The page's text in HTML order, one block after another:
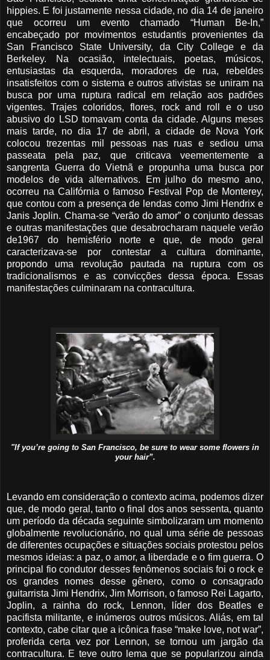
hippies. E foi justamente nessa cidade, no dia 14 de janeiro
que ocorreu um evento chamado “Human Be-In,”
encabeçado por movimentos estudantis provenientes da
San Francisco State University, da City College e da
Berkeley. Na ocasião, intelectuais, poetas, músicos,
entusiastas da esquerda, moradores de rua, rebeldes
insatisfeitos com o sistema e outros ativistas se uniram na
busca por uma ruptura radical em relação aos padrões
vigentes. Trajes coloridos, flores, rock and roll e o uso
abusivo do LSD tomavam conta da cidade. Alguns meses
mais tarde, no dia 17 de abril, a cidade de Nova York
colocou trezentas mil pessoas nas ruas e sediou uma
passeata pela paz, que criticava veementemente a
sangrenta Guerra do Vietnã e propunha uma busca por
modelos de vida alternativos. Em julho do mesmo ano,
ocorreu na Califórnia o famoso Festival Pop de Monterey,
que contou com a presença de lendas como Jimi Hendrix e
Janis Joplin. Chama-se “verão do amor” o conjunto dessas
e outras manifestações que desabrocharam naquele verão
de1967 do hemisfério norte e que, de modo geral
caracterizava-se por contestar a cultura dominante,
propondo uma revolução pautada na ruptura com os
tradicionalismos e as convicções dessa época. Essas
manifestações culminaram na contracultura.
"If you’re going to San Francisco, be sure to wear some flowers in
your hair”.
Levando em consideração o contexto acima, podemos dizer
que, de modo geral, tanto o final dos anos sessenta, quanto
um período da década seguinte simbolizaram um momento
globalmente revolucionário, no qual uma série de pessoas
de diferentes ocupações e situações sociais protestou pelos
mesmos ideias: a paz, o amor, a liberdade e o fim guerra. O
principal fio condutor desses fenômenos sociais foi o rock e
os grandes nomes desse gênero, como o consagrado
guitarrista Jimi Hendrix, Jim Morrison, o famoso Rei Lagarto,
Joplin, a rainha do rock, Lennon, líder dos Beatles e
pacifista militante, e inúmeros outros músicos. Aliás, em tal
contexto, cabe citar que a icônica frase “make love, not war”,
proferida certa vez por Lennon, se tornou um jargão da
contracultura. E teve outro lema que se popularizou ainda